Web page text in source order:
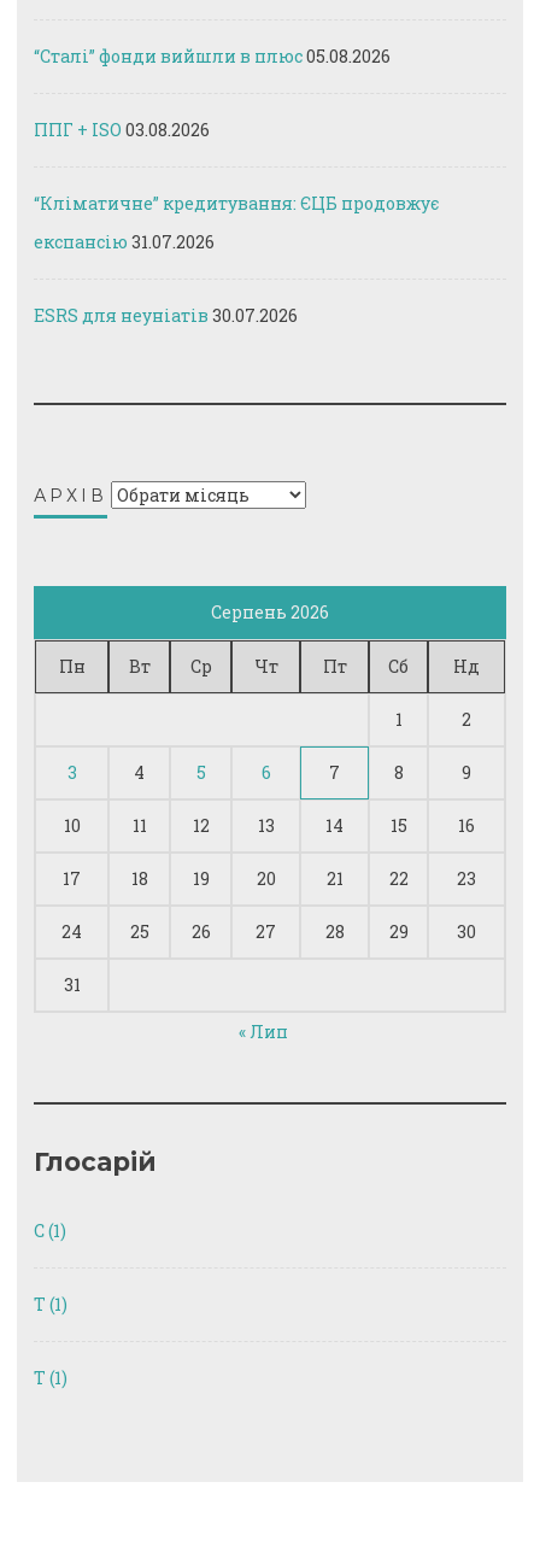
“Сталі” фонди вийшли в плюс05.08.2026
ППГ + ISO 03.08.2026
“Кліматичне” кредитування: ЄЦБ продовжує
експансію 31.07.2026
ESRS для неуніатів 30.07.2026
АРХІВ Архів
Серпень 2026
Пн Вт Ср Чт Пт Сб Нд
1 2
3 4 5 6 7 8 9
10 11 12 13 14 15 16
17 18 19 20 21 22 23
24 25 26 27 28 29 30
31
« Лип
Глосарій
C(1)
T (1)
Т (1)